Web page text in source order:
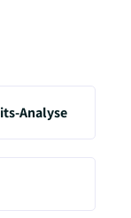
Analyse